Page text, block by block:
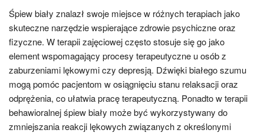
Śpiew biały znalazł swoje miejsce w różnych terapiach jako
skuteczne narzędzie wspierające zdrowie psychiczne oraz
fizyczne. W terapii zajęciowej często stosuje się go jako
element wspomagający procesy terapeutyczne u osób z
zaburzeniami lękowymi czy depresją. Dźwięki białego szumu
mogą pomóc pacjentom w osiągnięciu stanu relaksacji oraz
odprężenia, co ułatwia pracę terapeutyczną. Ponadto w terapii
behawioralnej śpiew biały może być wykorzystywany do
zmniejszania reakcji lękowych związanych z określonymi